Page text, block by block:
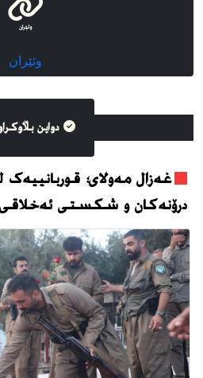
وئێران
وئێران
دواین
غەزال مەولای؛
درۆنەکان و شکستی